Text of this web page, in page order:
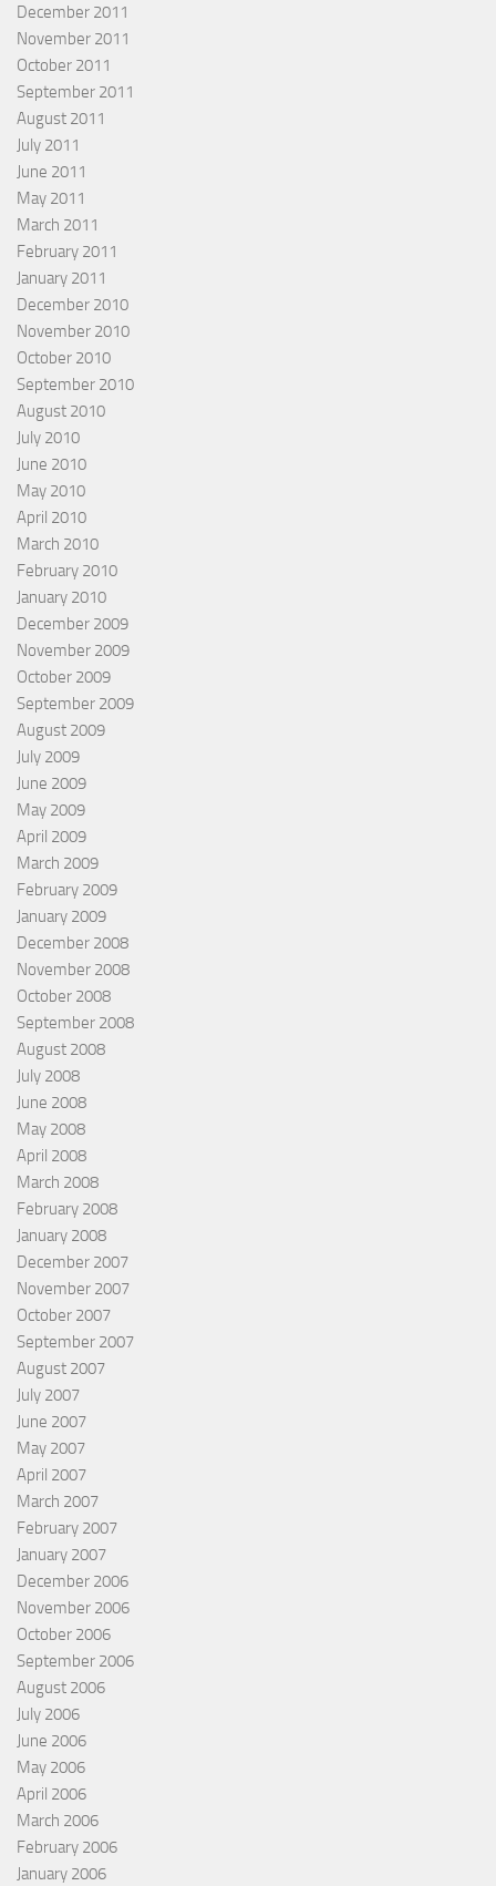
December 2011
November 2011
October 2011
September 2011
August 2011
July 2011
June 2011
May 2011
March 2011
February 2011
January 2011
December 2010
November 2010
October 2010
September 2010
August 2010
July 2010
June 2010
May 2010
April 2010
March 2010
February 2010
January 2010
December 2009
November 2009
October 2009
September 2009
August 2009
July 2009
June 2009
May 2009
April 2009
March 2009
February 2009
January 2009
December 2008
November 2008
October 2008
September 2008
August 2008
July 2008
June 2008
May 2008
April 2008
March 2008
February 2008
January 2008
December 2007
November 2007
October 2007
September 2007
August 2007
July 2007
June 2007
May 2007
April 2007
March 2007
February 2007
January 2007
December 2006
November 2006
October 2006
September 2006
August 2006
July 2006
June 2006
May 2006
April 2006
March 2006
February 2006
January 2006